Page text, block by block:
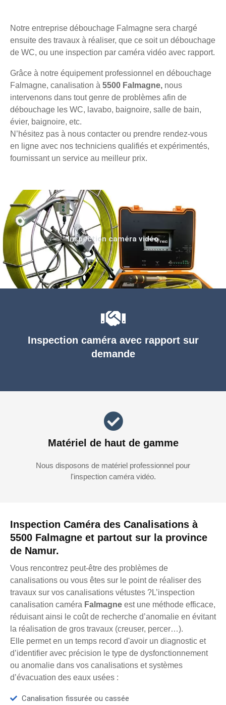
Notre entreprise débouchage Falmagne sera chargé
ensuite des travaux à réaliser, que ce soit un débouchage
de WC, ou une inspection par caméra vidéo avec rapport.
Grâce à notre équipement professionnel en débouchage
Falmagne, canalisation à 5500 Falmagne, nous
intervenons dans tout genre de problèmes afin de
débouchage les WC, lavabo, baignoire, salle de bain,
évier, baignoire, etc.
N’hésitez pas à nous contacter ou prendre rendez-vous
en ligne avec nos techniciens qualifiés et expérimentés,
fournissant un service au meilleur prix.
Inspection Caméra des Canalisations à
5500 Falmagne et partout sur la province
de Namur.
Vous rencontrez peut-être des problèmes de
canalisations ou vous êtes sur le point de réaliser des
travaux sur vos canalisations vétustes ?L’inspection
canalisation caméra Falmagne est une méthode efficace,
réduisant ainsi le coût de recherche d’anomalie en évitant
la réalisation de gros travaux (creuser, percer…).
Elle permet en un temps record d'avoir un diagnostic et
d’identifier avec précision le type de dysfonctionnement
ou anomalie dans vos canalisations et systèmes
d’évacuation des eaux usées :
Canalisation fissurée ou cassée
Inspection caméra avec rapport sur
demande
Matériel de haut de gamme
Nous disposons de matériel professionnel pour
l'inspection caméra vidéo.
Inspection caméra vidéo